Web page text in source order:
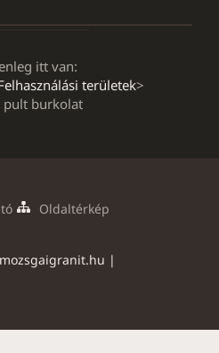
itt van:
területek>
pult burkolat
Oldaltérkép
|